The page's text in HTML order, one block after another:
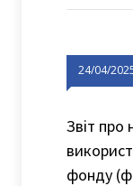
24/04/
Звіт про
фонду